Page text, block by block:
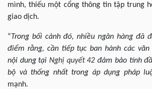
mình, thiếu một cổng thông tin tập trung
giao dịch.
“Trong bối cảnh đó, nhiều ngân hàng đã
điểm rằng, cần tiếp tục ban hành các văn
nội dung tạiNghị quyết 42 đảm bảo tính
bộ và thống nhất trong áp dụng pháp
mạnh.